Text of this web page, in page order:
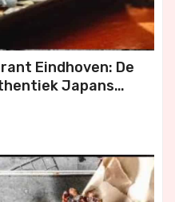
Eindhoven: De
Japans